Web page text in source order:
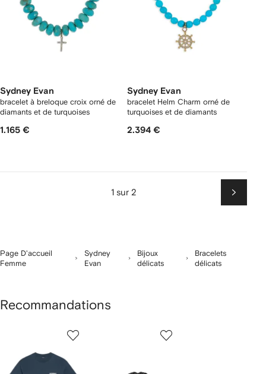
Sydney Evan
bracelet à breloque croix orné de
diamants et de turquoises
1.165 €
Sydney Evan
bracelet Helm Charm orné de
turquoises et de diamants
2.394 €
1 sur 2
Suiv
Page D'accueil
Femme
Sydney
Evan
Bijoux
délicats
Bracelets
délicats
Recommandations